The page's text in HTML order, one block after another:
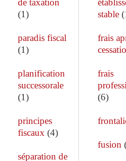
de taxation
(1)
paradis fiscal
(1)
planification
successorale
(1)
principes
fiscaux (4)
séparation de
stable(
frais
frais
(6)
fusion